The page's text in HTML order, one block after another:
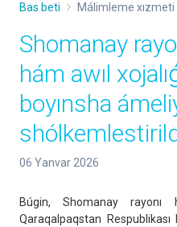
Bas beti Málimleme xızmeti
Shomanay
hám awıl
boyınsha
06 Yanvar 2026
Búgin, Shomanay rayonı
Qaraqalpaqstan